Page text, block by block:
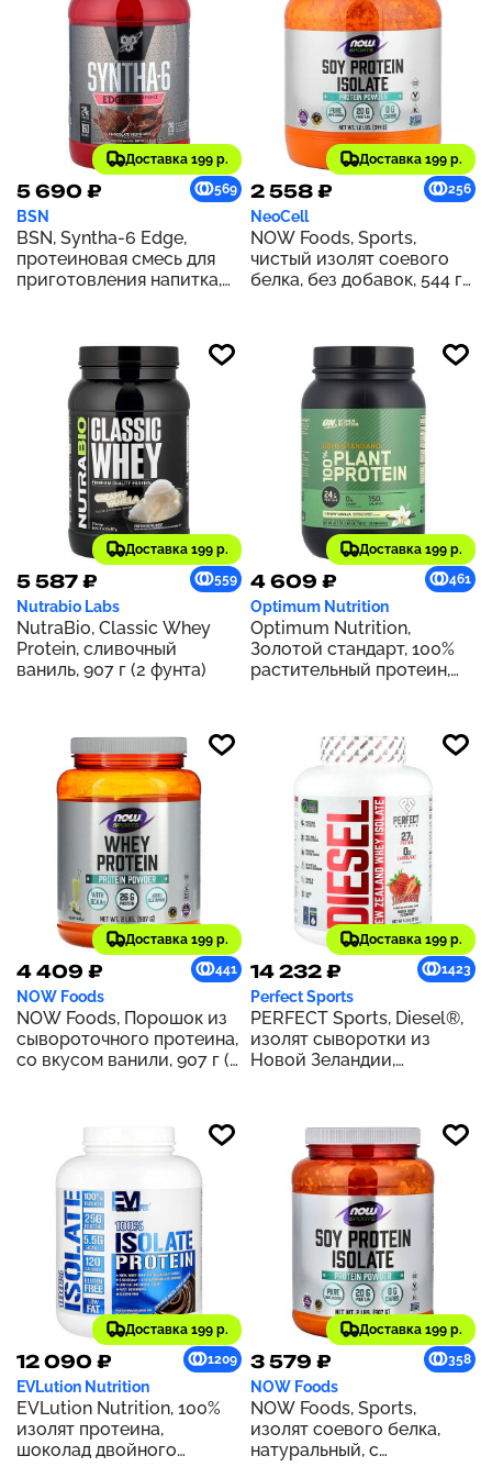
Доставка 199 р.
5 690 ₽ 569
BSN
BSN, Syntha-6 Edge,
протеиновая смесь для
приготовления напитка,
Доставка 199 р.
2 558 ₽ 256
NeoCell
NOW Foods, Sports,
чистый изолят соевого
белка, без добавок, 544 г
Доставка 199 р.
5 587 ₽ 559
Nutrabio Labs
NutraBio, Classic Whey
Protein, сливочный
ваниль, 907 г (2 фунта)
Доставка 199 р.
4 609 ₽ 461
Optimum Nutrition
Optimum Nutrition,
Золотой стандарт, 100%
растительный протеин,
Доставка 199 р.
4 409 ₽ 441
NOW Foods
NOW Foods, Порошок из
сывороточного протеина,
со вкусом ванили, 907 г (2
Доставка 199 р.
14 232 ₽ 1423
Perfect Sports
PERFECT Sports, Diesel®,
изолят сыворотки из
Новой Зеландии,
Доставка 199 р.
12 090 ₽ 1209
EVLution Nutrition
EVLution Nutrition, 100%
изолят протеина,
шоколад двойного
Доставка 199 р.
3 579 ₽ 358
NOW Foods
NOW Foods, Sports,
изолят соевого белка,
натуральный, с